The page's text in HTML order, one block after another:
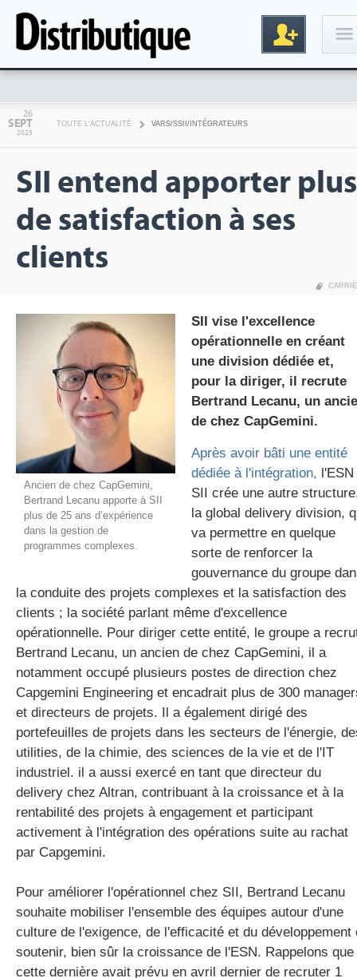
gratuite
26
SEPT
2025
TOUTE L'ACTUALITÉ VARS/SSII/INTÉGRATEURS
SII entend apporter plus
de satisfaction à ses
clients
Ancien de chez CapGemini,
Bertrand Lecanu apporte à SII
plus de 25 ans d’expérience
dans la gestion de
programmes complexes.
SII vise l'excellence
opérationnelle en créant
une division dédiée et,
pour la diriger, il recrute
Bertrand Lecanu, un
de chez CapGemini.
Après avoir bâti une entité
dédiée à l'intégration, l'ESN
SII crée une autre
la global delivery division,
va permettre en quelque
sorte de renforcer la
gouvernance du groupe
la conduite des projets complexes et la satisfaction des
clients ; la société parlant même d'excellence
opérationnelle. Pour diriger cette entité, le groupe a
Bertrand Lecanu, un ancien de chez CapGemini, il a
notamment occupé plusieurs postes de direction chez
Capgemini Engineering et encadrait plus de 300
et directeurs de projets. Il a également dirigé des
portefeuilles de projets dans les secteurs de l'énergie,
utilities, de la chimie, des sciences de la vie et de l'IT
industriel. il a aussi exercé en tant que directeur du
delivery chez Altran, contribuant à la croissance et à la
rentabilité des projets à engagement et participant
activement à l'intégration des opérations suite au rachat
par Capgemini.
Pour améliorer l'opérationnel chez SII, Bertrand Lecanu
souhaite mobiliser l'ensemble des équipes autour d'une
culture de l'exigence, de l'efficacité et du développement
soutenir, bien sûr la croissance de l'ESN. Rappelons que
cette dernière avait prévu en avril dernier de recruter 1